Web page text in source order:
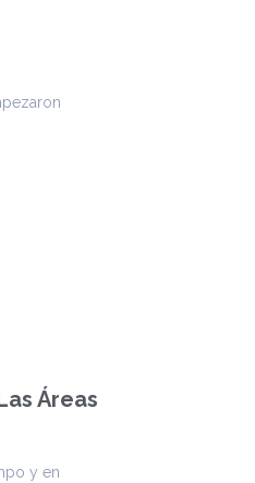
Áreas
y en